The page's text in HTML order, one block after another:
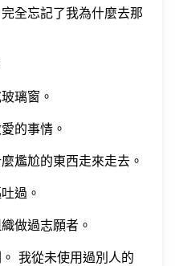
全忘記了我為什麼去那
璃窗。
的事情。
尷尬的東西走來走去。
過。
做過志願者。
我從未使用過別人的